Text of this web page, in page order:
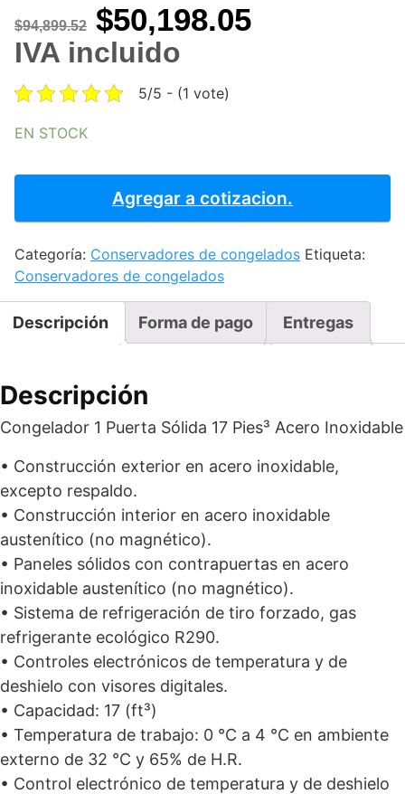
$94,899.52 Original
price
was:
$50,198.05Current
IVA incluido
5/5 - (1 vote)
EN STOCK
CONGELADOS
CUERPO
PROFESSIONAL
LINE
-
SOLIDA
cantidad
Agregar a cotizacion.
Categoría: Conservadores de congelados Etiqueta:
Conservadores de congelados
Descripción Forma de pago Entregas
Descripción
Congelador 1 Puerta Sólida 17 Pies³ Acero Inoxidable
• Construcción exterior en acero inoxidable,
excepto respaldo.
• Construcción interior en acero inoxidable
austenítico (no magnético).
• Paneles sólidos con contrapuertas en acero
inoxidable austenítico (no magnético).
• Sistema de refrigeración de tiro forzado, gas
refrigerante ecológico R290.
• Controles electrónicos de temperatura y de
deshielo con visores digitales.
• Capacidad: 17 (ft³)
• Temperatura de trabajo: 0 °C a 4 °C en ambiente
externo de 32 °C y 65% de H.R.
• Control electrónico de temperatura y de deshielo